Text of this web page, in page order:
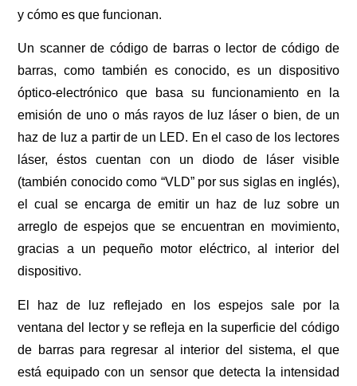
y cómo es que funcionan.
Un scanner de código de barras o lector de código de
barras, como también es conocido, es un dispositivo
óptico-electrónico que basa su funcionamiento en la
emisión de uno o más rayos de luz láser o bien, de un
haz de luz a partir de un LED. En el caso de los lectores
láser, éstos cuentan con un diodo de láser visible
(también conocido como “VLD” por sus siglas en inglés),
el cual se encarga de emitir un haz de luz sobre un
arreglo de espejos que se encuentran en movimiento,
gracias a un pequeño motor eléctrico, al interior del
dispositivo.
El haz de luz reflejado en los espejos sale por la
ventana del lector y se refleja en la superficie del código
de barras para regresar al interior del sistema, el que
está equipado con un sensor que detecta la intensidad